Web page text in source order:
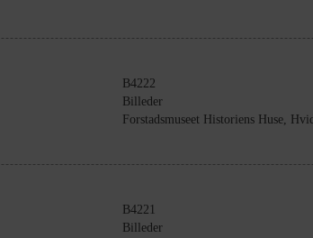
B4222
Billeder
Forstadsmuseet Historiens Huse,
B4221
Billeder